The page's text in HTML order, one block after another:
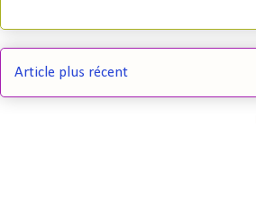
Article plus récent